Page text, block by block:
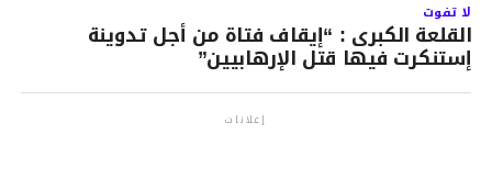
لا تفوت
القلعة الكبرى : “إيقاف فتاة من أجل تدوينة
إستنكرت فيها قتل الإرهابيين”
إعلانات